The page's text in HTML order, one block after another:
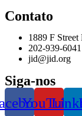
Contato
1889 F
202-939-6041
jid@jid.org
Siga-nos
YouTube